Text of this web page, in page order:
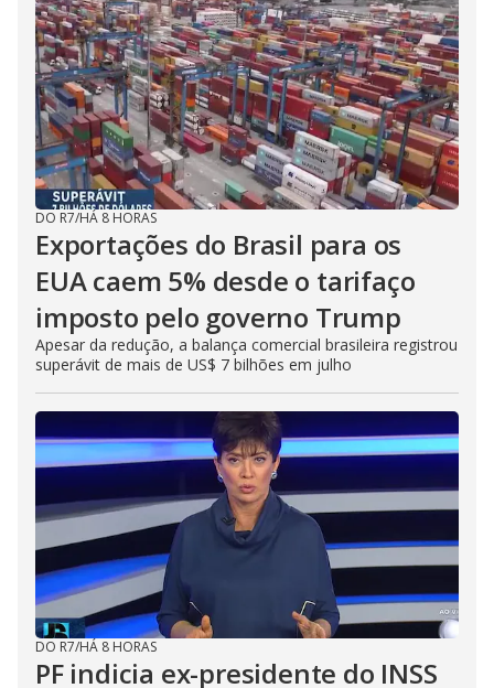
DO R7/HÁ 8 HORAS
Exportações do Brasil para os
EUA caem 5% desde o tarifaço
imposto pelo governo Trump
Apesar da redução, a balança comercial brasileira registrou
superávit de mais de US$ 7 bilhões em julho
DO R7/HÁ 8 HORAS
PF indicia ex-presidente do INSS